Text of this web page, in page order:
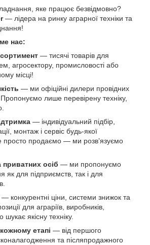
яке працює безвідмовно?
— лідера на ринку аграрної техніки та
нас:
— тисячі товарів для
агросектору, промисловості або
місці!
— ми офіційні дилери провідних
Пропонуємо лише перевірену техніку,
— індивідуальний підбір,
монтаж і сервіс будь-якої
просто продаємо — ми розв’язуємо
приватних осіб — ми пропонуємо
як для підприємств, так і для
— конкурентні ціни, системи знижок та
для аграріїв, виробників,
шукає якісну техніку.
етапі — від першого
та післяпродажного